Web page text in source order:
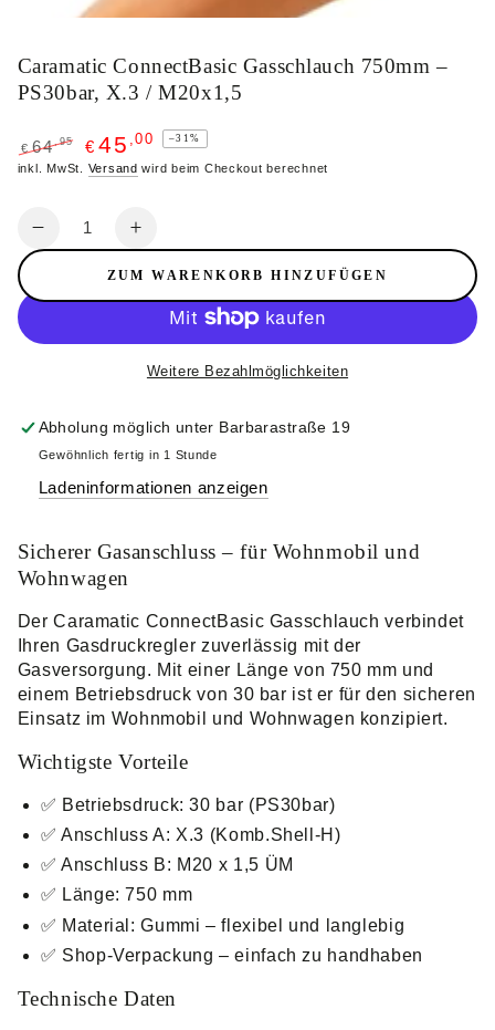
Caramatic ConnectBasic Gasschlauch 750mm –
PS30bar, X.3 / M20x1,5
Regulärer
€ 64,95
Verkaufspreis
€ 45 ,00 –31%
inkl. MwSt. Versand wird beim Checkout berechnet
Verringere
Gasschlauch
–
PS30bar,
X.3
/
Erhöhe
Menge
Gasschlauch
–
PS30bar,
X.3
/
ZUM WARENKORB HINZUFÜGEN
Weitere Bezahlmöglichkeiten
Abholung möglich unter Barbarastraße 19
Gewöhnlich fertig in 1 Stunde
Ladeninformationen anzeigen
Sicherer Gasanschluss – für Wohnmobil und
Wohnwagen
Der Caramatic ConnectBasic Gasschlauch verbindet
Ihren Gasdruckregler zuverlässig mit der
Gasversorgung. Mit einer Länge von 750 mm und
einem Betriebsdruck von 30 bar ist er für den sicheren
Einsatz im Wohnmobil und Wohnwagen konzipiert.
Wichtigste Vorteile
✅ Betriebsdruck: 30 bar (PS30bar)
✅ Anschluss A: X.3 (Komb.Shell-H)
✅ Anschluss B: M20 x 1,5 ÜM
✅ Länge: 750 mm
✅ Material: Gummi – flexibel und langlebig
✅ Shop-Verpackung – einfach zu handhaben
Technische Daten